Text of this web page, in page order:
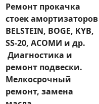
Ремонт прокачка
стоек амортизаторов
BELSTEIN, BOGE, KYB,
SS-20, АСОМИ и др.
Диагностика и
ремонт подвески.
Мелкосрочный
ремонт, замена